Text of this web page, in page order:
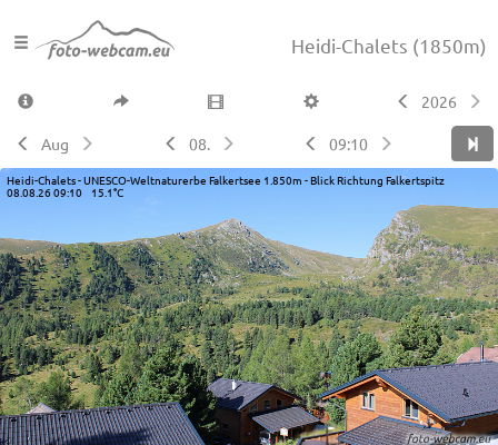
Heidi-Chalets (1850m)
2026
Aug 08. 09:10
Heidi-Chalets - UNESCO-Weltnaturerbe Falkertsee 1.850m - Blick Richtung Falkertspitz
08.08.26 09:10 15.1°C